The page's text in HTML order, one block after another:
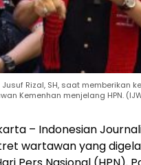
Jusuf Rizal, SH, saat
Kemenhan menjelang HPN.
– Indonesian
wartawan yang